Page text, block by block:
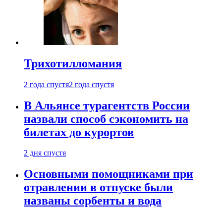
Трихотилломания
2 года спустя2 года спустя
В Альянсе турагентств России
назвали способ сэкономить на
билетах до курортов
2 дня спустя
Основными помощниками при
отравлении в отпуске были
названы сорбенты и вода